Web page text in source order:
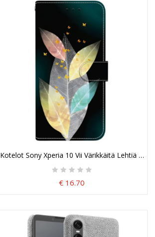
Kotelot Sony Xperia 10 Vii Värikkäitä Lehtiä
€ 16.70